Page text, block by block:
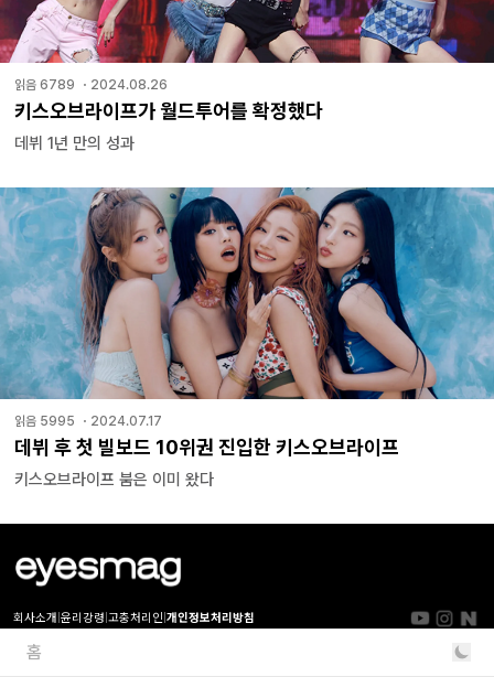
읽음 6789 ・ 2024.08.26
키스오브라이프가 월드투어를 확정했다
데뷔 1년 만의 성과
읽음 5995 ・ 2024.07.17
데뷔 후 첫 빌보드 10위권 진입한 키스오브라이프
키스오브라이프 붐은 이미 왔다
회사소개 윤리강령 고충처리인 개인정보처리방침
홈